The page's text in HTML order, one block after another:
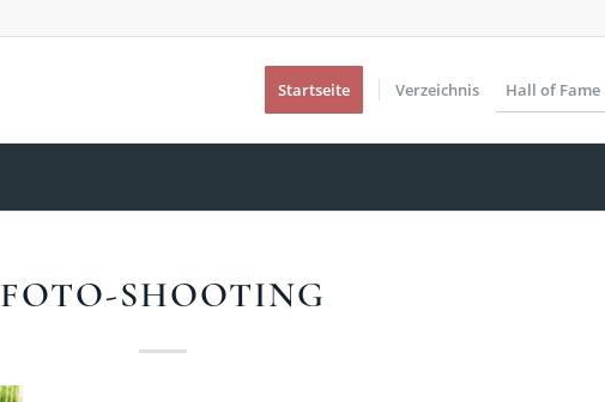
Startseite Verzeichnis Hall of Fame
FOTO-SHOOTING